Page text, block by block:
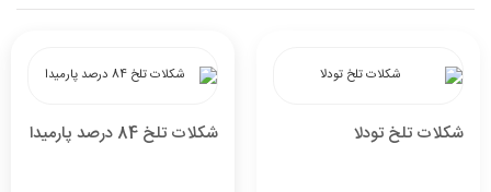
شکلات تلخ تودلا شکلات تلخ 84 درصد پارمیدا